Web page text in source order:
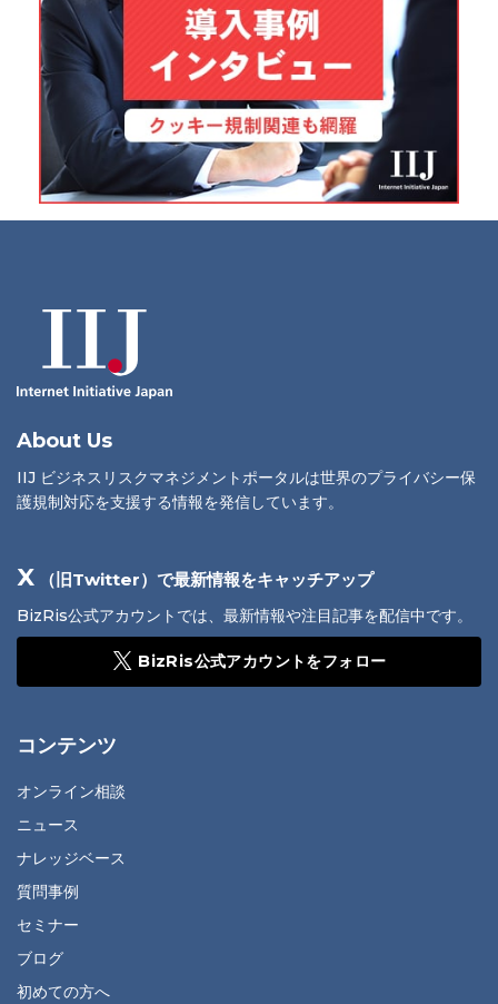
About Us
IIJ ビジネスリスクマネジメントポータルは世界のプライバシー保
護規制対応を支援する情報を発信しています。
X （旧Twitter）で最新情報をキャッチアップ
BizRis公式アカウントでは、最新情報や注目記事を配信中です。
BizRis公式アカウントをフォロー
コンテンツ
オンライン相談
ニュース
ナレッジベース
質問事例
セミナー
ブログ
初めての方へ